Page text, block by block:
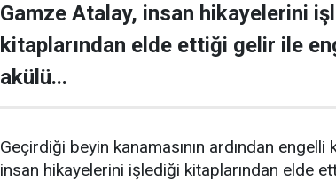
Gamze Atalay, insan hikayelerini
kitaplarından elde ettiği gelir ile
akülü...
Geçirdiği beyin kanamasının ardından engelli
insan hikayelerini işlediği kitaplarından elde